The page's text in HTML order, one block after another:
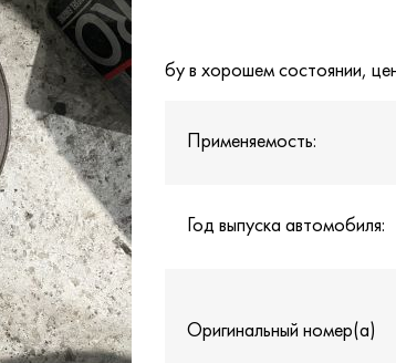
бу в хорошем состоянии,
Применяемость:
Год выпуска автомобиля:
Оригинальный номер(а)